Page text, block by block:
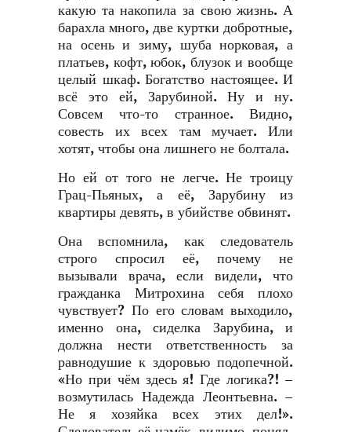
какую та накопила за свою жизнь. А
барахла много, две куртки добротные,
на осень и зиму, шуба норковая, а
платьев, кофт, юбок, блузок и вообще
целый шкаф. Богатство настоящее. И
всё это ей, Зарубиной. Ну и ну.
Совсем что-то странное. Видно,
совесть их всех там мучает. Или
хотят, чтобы она лишнего не болтала.
Но ей от того не легче. Не троицу
Грац-Пьяных, а её, Зарубину из
квартиры девять, в убийстве обвинят.
Она вспомнила, как следователь
строго спросил её, почему не
вызывали врача, если видели, что
гражданка Митрохина себя плохо
чувствует? По его словам выходило,
именно она, сиделка Зарубина, и
должна нести ответственность за
равнодушие к здоровью подопечной.
«Но при чём здесь я! Где логика?! –
возмутилась Надежда Леонтьевна. –
Не я хозяйка всех этих дел!».